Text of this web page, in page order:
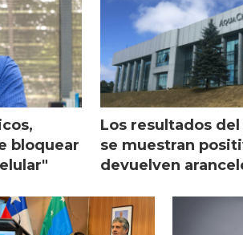
bloquear
Los resultados
se muestran
devuelven